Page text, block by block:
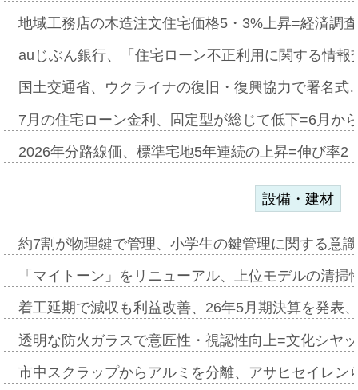
地域工務店の木造注文住宅価格5・3%上昇=経済調
auじぶん銀行、「住宅ローン不正利用に関する情
国土交通省、ウクライナの復旧・復興協力で署名
7月の住宅ローン金利、固定型が総じて低下=6月か
2026年分路線価、標準宅地5年連続の上昇=伸び率
設備・建材
約7割が物理鍵で管理、小学生の鍵管理に関する意
「マイトーン」をリニューアル、上位モデルの清
着工延期で減収も利益改善、26年5月期決算を発表
透明な防火ガラスで意匠性・視認性向上=文化シヤ
市中スクラップからアルミを分離、アサヒセイレ